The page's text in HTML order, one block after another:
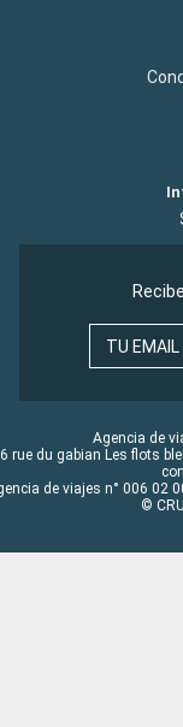
TU EMAIL
Agencia de
rue du gabian Les flots
de viajes n° 006 02
©